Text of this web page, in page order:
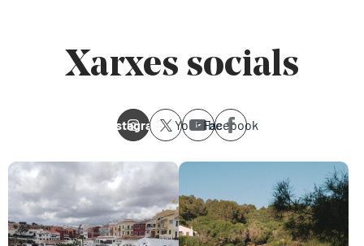
Xarxes socials
Instagram YoutubeFacebook